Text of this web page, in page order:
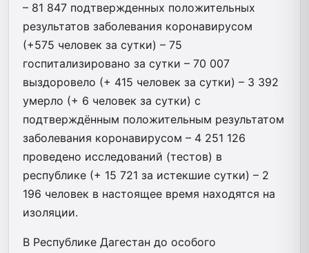
– 81 847 подтвержденных положительных
результатов заболевания коронавирусом
(+575 человек за сутки) – 75
госпитализировано за сутки – 70 007
выздоровело (+ 415 человек за сутки) – 3 392
умерло (+ 6 человек за сутки) с
подтверждённым положительным результатом
заболевания коронавирусом – 4 251 126
проведено исследований (тестов) в
республике (+ 15 721 за истекшие сутки) – 2
196 человек в настоящее время находятся на
изоляции.
В Республике Дагестан до особого